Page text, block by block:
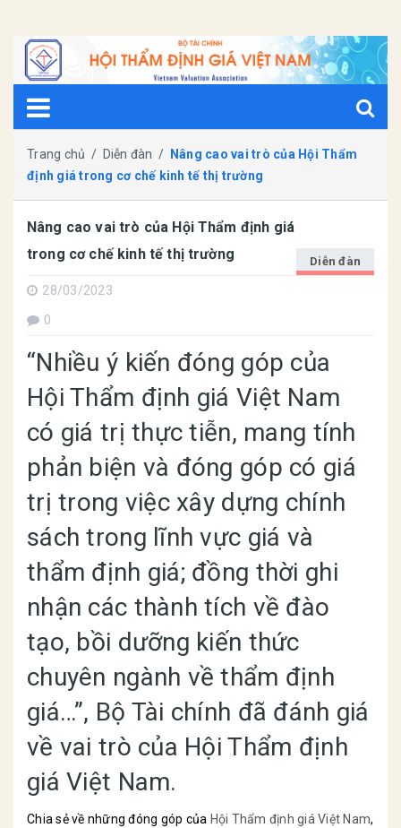
Trang chủ / Diễn đàn /
Nâng cao vai trò của Hội Thẩm
định giá trong cơ chế kinh tế thị trường
Nâng cao vai trò của Hội Thẩm định giá
trong cơ chế kinh tế thị trường
Diễn đàn
28/03/2023
0
“Nhiều ý kiến đóng góp của
Hội Thẩm định giá Việt Nam
có giá trị thực tiễn, mang tính
phản biện và đóng góp có giá
trị trong việc xây dựng chính
sách trong lĩnh vực giá và
thẩm định giá; đồng thời ghi
nhận các thành tích về đào
tạo, bồi dưỡng kiến thức
chuyên ngành về thẩm định
giá…”, Bộ Tài chính đã đánh giá
về vai trò của Hội Thẩm định
giá Việt Nam.
Chia sẻ về những đóng góp của Hội Thẩm định giá Việt Nam,